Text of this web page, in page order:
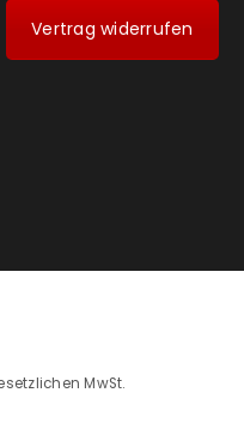
Vertrag widerrufen
MwSt.